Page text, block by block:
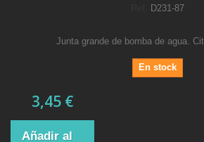
D231-87
Junta grande de bomba de agua.
En stock
3,45 €
Añadir al